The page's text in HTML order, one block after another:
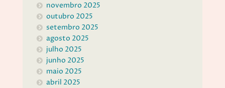
novembro 2025
outubro 2025
setembro 2025
agosto 2025
julho 2025
junho 2025
maio 2025
abril 2025